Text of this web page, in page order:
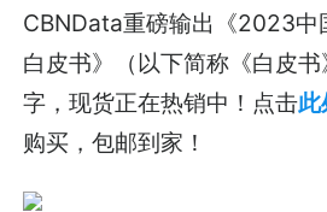
CBNData重磅输出《2023中
白皮书》（以下简称《白皮
字，现货正在热销中！点击此
购买，包邮到家！